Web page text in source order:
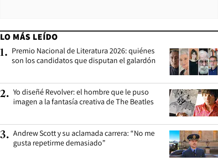
LO MÁS LEÍDO
1. Premio Nacional de Literatura 2026: quiénes
son los candidatos que disputan el galardón
2. Yo diseñé Revolver: el hombre que le puso
imagen a la fantasía creativa de The Beatles
3. Andrew Scott y su aclamada carrera: “No me
gusta repetirme demasiado”